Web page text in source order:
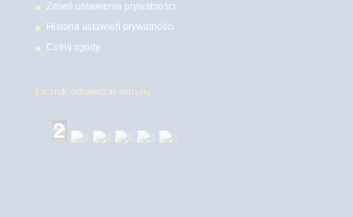
Zmień ustawienia prywatności
Historia ustawień prywatności
Cofnij zgody
Licznik odwiedzin witryny